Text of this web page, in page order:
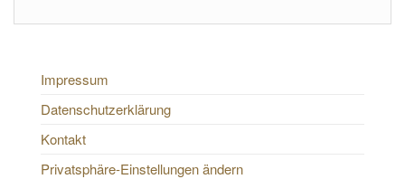
Impressum
Datenschutzerklärung
Kontakt
Privatsphäre-Einstellungen ändern